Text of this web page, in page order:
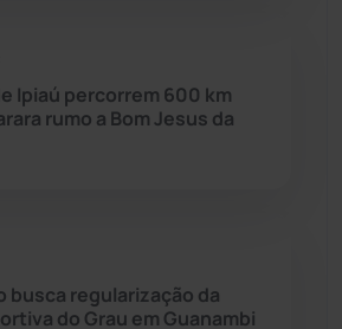
Ipiaú percorrem 600 km
rumo a Bom Jesus da
busca regularização da
do Grau em Guanambi